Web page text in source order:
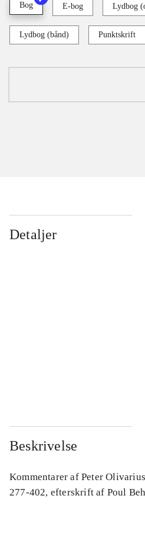
Bog E-bog Lydbog
Lydbog (bånd) Punktskrift
Detaljer
Beskrivelse
Kommentarer af Peter
277-402, efterskrift af Poul